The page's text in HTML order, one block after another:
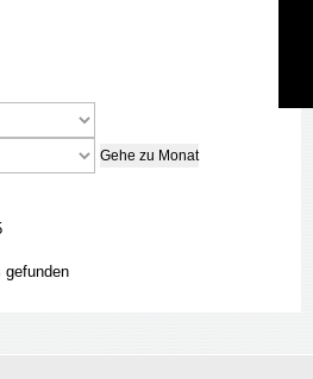
Gehe zu Monat
gefunden